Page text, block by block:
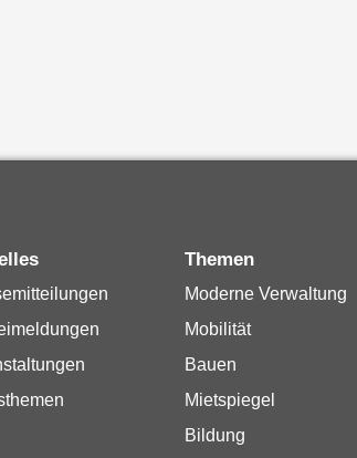
Themen
Moderne Verwaltung
Mobilität
Bauen
Mietspiegel
Bildung